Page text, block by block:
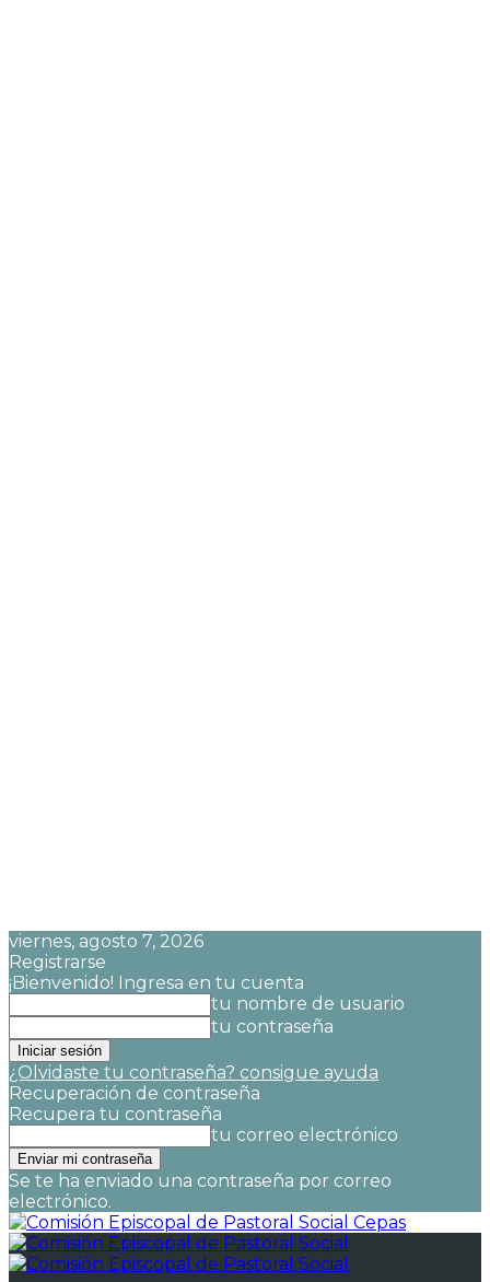
viernes, agosto 7, 2026
Registrarse
¡Bienvenido! Ingresa en tu cuenta
tu nombre de usuario
tu contraseña
¿Olvidaste tu contraseña? consigue ayuda
Recuperación de contraseña
Recupera tu contraseña
tu correo electrónico
Se te ha enviado una contraseña por correo
electrónico.
Cepas